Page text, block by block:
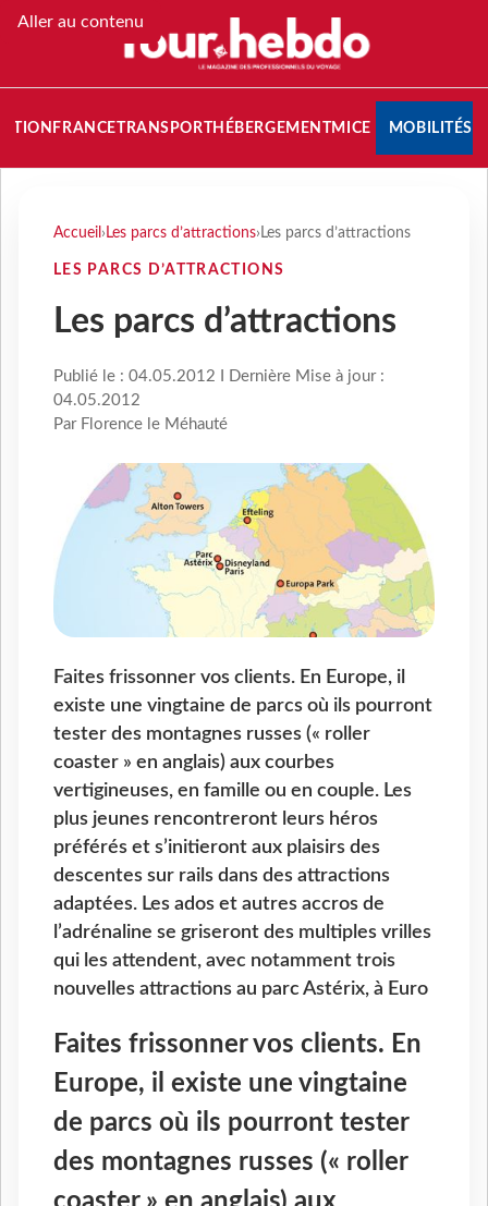
Aller au contenu
FRANCETRANSPORT HÉBERGEMENTMICE MOBILITÉS
Accueil › Les parcs d’attractions› Les parcs d’attractions
LES PARCS D’ATTRACTIONS
Les parcs d’attractions
Publié le : 04.05.2012 I Dernière Mise à jour :
04.05.2012
Par Florence le Méhauté
Faites frissonner vos clients. En Europe, il
existe une vingtaine de parcs où ils pourront
tester des montagnes russes (« roller
coaster » en anglais) aux courbes
vertigineuses, en famille ou en couple. Les
plus jeunes rencontreront leurs héros
préférés et s’initieront aux plaisirs des
descentes sur rails dans des attractions
adaptées. Les ados et autres accros de
l’adrénaline se griseront des multiples vrilles
qui les attendent, avec notamment trois
nouvelles attractions au parc Astérix, à Euro
Faites frissonner vos clients. En
Europe, il existe une vingtaine
de parcs où ils pourront tester
des montagnes russes (« roller